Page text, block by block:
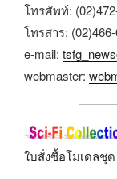
โทรศัพท์:
โทรสาร:
e-mail:
webmaster:
ใบสั่งซื้อโมเดลชุ